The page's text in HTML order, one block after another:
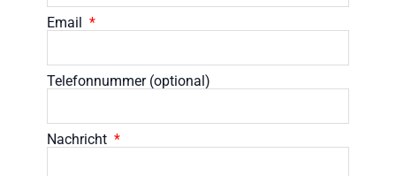
Email
Telefonnummer (optional)
Nachricht